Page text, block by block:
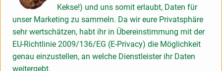
Produktinformationen
Produktdatenblatt
Kekse!) und uns somit erlaubt, Daten für
unser Marketing zu sammeln. Da wir eure Privatsphäre
sehr wertschätzen, habt ihr in Übereinstimmung mit der
EU-Richtlinie 2009/136/EG (E-Privacy) die Möglichkeit
genau einzustellen, an welche Dienstleister ihr Daten
weitergebt.